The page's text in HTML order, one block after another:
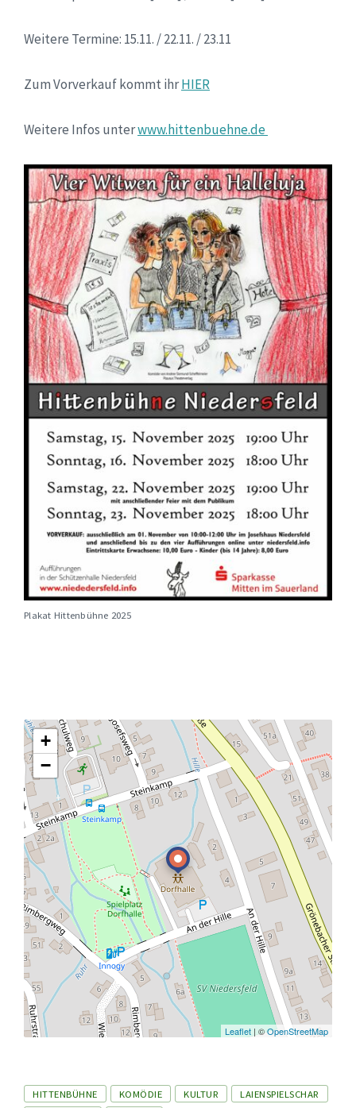
Weitere Termine: 15.11. / 22.11. / 23.11
Zum Vorverkauf kommt ihrHIER
Weitere Infos unterwww.hittenbuehne.de
Plakat Hittenbühne 2025
+
−
Leaflet | ©OpenStreetMap
Tags
HITTENBÜHNE KOMÖDIE KULTUR
LAIENSPIELSCHAR